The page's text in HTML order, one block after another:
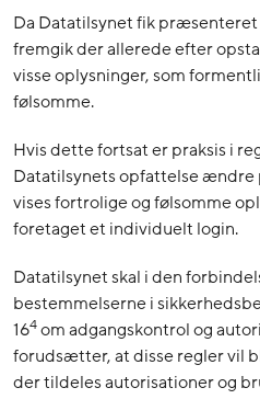
Da Datatilsynet fik
fremgik der allerede efter
visse oplysninger, som
følsomme.
Hvis dette fortsat er praksis i
Datatilsynets opfattelse ændre
vises fortrolige og følsomme
foretaget et individuelt login.
Datatilsynet skal i den
bestemmelserne i
164om adgangskontrol og
forudsætter, at disse regler vil
der tildeles autorisationer og